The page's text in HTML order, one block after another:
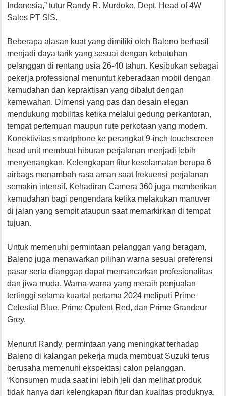
Indonesia,” tutur Randy R. Murdoko, Dept. Head of 4W
Sales PT SIS.
Beberapa alasan kuat yang dimiliki oleh Baleno berhasil
menjadi daya tarik yang sesuai dengan kebutuhan
pelanggan di rentang usia 26-40 tahun. Kesibukan sebagai
pekerja professional menuntut keberadaan mobil dengan
kemudahan dan kepraktisan yang dibalut dengan
kemewahan. Dimensi yang pas dan desain elegan
mendukung mobilitas ketika melalui gedung perkantoran,
tempat pertemuan maupun rute perkotaan yang modern.
Konektivitas smartphone ke perangkat 9-inch touchscreen
head unit membuat hiburan perjalanan menjadi lebih
menyenangkan. Kelengkapan fitur keselamatan berupa 6
airbags menambah rasa aman saat frekuensi perjalanan
semakin intensif. Kehadiran Camera 360 juga memberikan
kemudahan bagi pengendara ketika melakukan manuver
di jalan yang sempit ataupun saat memarkirkan di tempat
tujuan.
Untuk memenuhi permintaan pelanggan yang beragam,
Baleno juga menawarkan pilihan warna sesuai preferensi
pasar serta dianggap dapat memancarkan profesionalitas
dan jiwa muda. Warna-warna yang meraih penjualan
tertinggi selama kuartal pertama 2024 meliputi Prime
Celestial Blue, Prime Opulent Red, dan Prime Grandeur
Grey.
Menurut Randy, permintaan yang meningkat terhadap
Baleno di kalangan pekerja muda membuat Suzuki terus
berusaha memenuhi ekspektasi calon pelanggan.
“Konsumen muda saat ini lebih jeli dan melihat produk
tidak hanya dari kelengkapan fitur dan kualitas produknya,